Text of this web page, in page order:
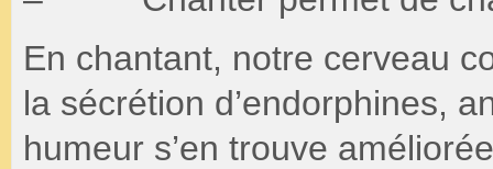
En chantant, notre cerveau
la sécrétion d’endorphines,
humeur s’en trouve